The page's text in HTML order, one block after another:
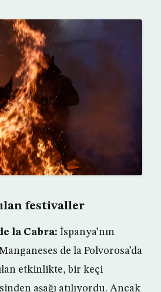
festivaller
la Cabra: İspanya’nın
de la Polvorosa’da
etkinlikte, bir keçi
aşağı atılıyordu. Ancak